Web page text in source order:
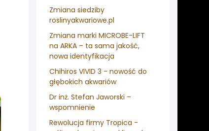
Zmiana siedziby
roslinyakwariowe.pl
Zmiana marki MICROBE-LIFT
na ARKA – ta sama jakość,
nowa identyfikacja
Chihiros VIVID 3 - nowość do
głębokich akwariów
Dr inż. Stefan Jaworski –
wspomnienie
Rewolucja firmy Tropica -